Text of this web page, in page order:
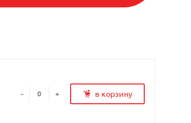
- + в корзину